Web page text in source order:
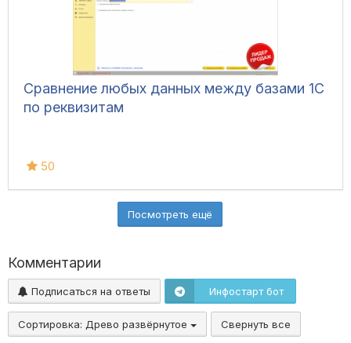
Сравнение любых данных между базами 1С
по реквизитам
50
Посмотреть ещё
Комментарии
Подписаться на ответы Инфостарт бот
Сортировка: Древо развёрнутое Свернуть все